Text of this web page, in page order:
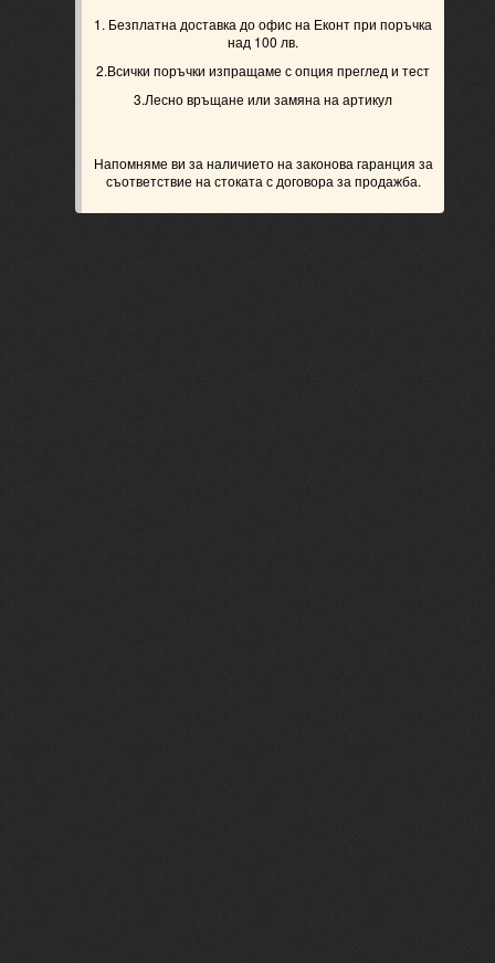
1. Безплатна доставка до офис на Еконт при поръчка
над 100 лв.
2.Всички поръчки изпращаме с опция преглед и тест
3.Лесно връщане или замяна на артикул
Напомняме ви за наличието на законова гаранция за
съответствие на стоката с договора за продажба.